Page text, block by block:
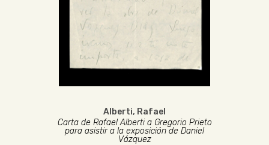
Alberti, Rafael
Carta de Rafael Alberti a Gregorio Prieto
para asistir a la exposición de Daniel
Vázquez